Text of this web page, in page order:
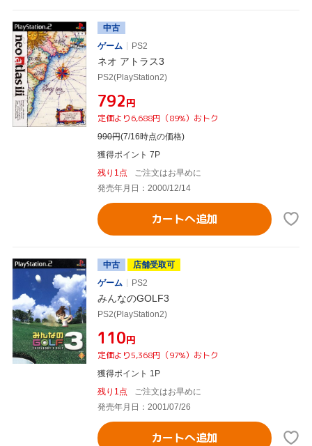
中古
ゲーム
PS2
ネオ アトラス3
PS2(PlayStation2)
¥792円
定価より6,688円（89%）おトク
990円(7/16時点の価格)
獲得ポイント 7P
残り1点
ご注文はお早めに
発売年月日：2000/12/14
カートへ追加
中古
店舗受取可
ゲーム
PS2
みんなのGOLF3
PS2(PlayStation2)
¥110円
定価より5,368円（97%）おトク
獲得ポイント 1P
残り1点
ご注文はお早めに
発売年月日：2001/07/26
カートへ追加